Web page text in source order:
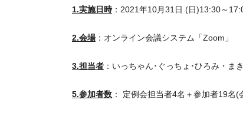
1.実施日時：2021年10月31日 (日)13:30～
2.会場：オンライン会議システム「Zoom」
3.担当者 ：いっちゃん･ぐっちょ･ひろみ・ま
5.参加者数 ： 定例会担当者4名＋参加者19名(